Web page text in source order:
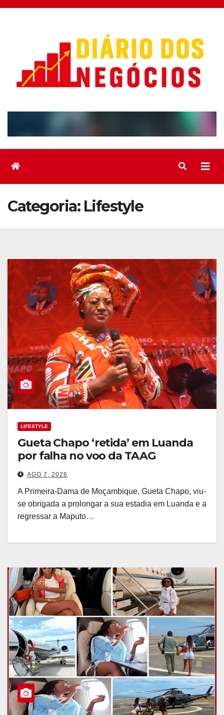
Skip
Categoria: Lifestyle
LIFESTYLE
Gueta Chapo ‘retida’ em Luanda
por falha no voo da TAAG
AGO 7, 2026
A Primeira-Dama de Moçambique, Gueta Chapo, viu-
se obrigada a prolongar a sua estadia em Luanda e a
regressar a Maputo…